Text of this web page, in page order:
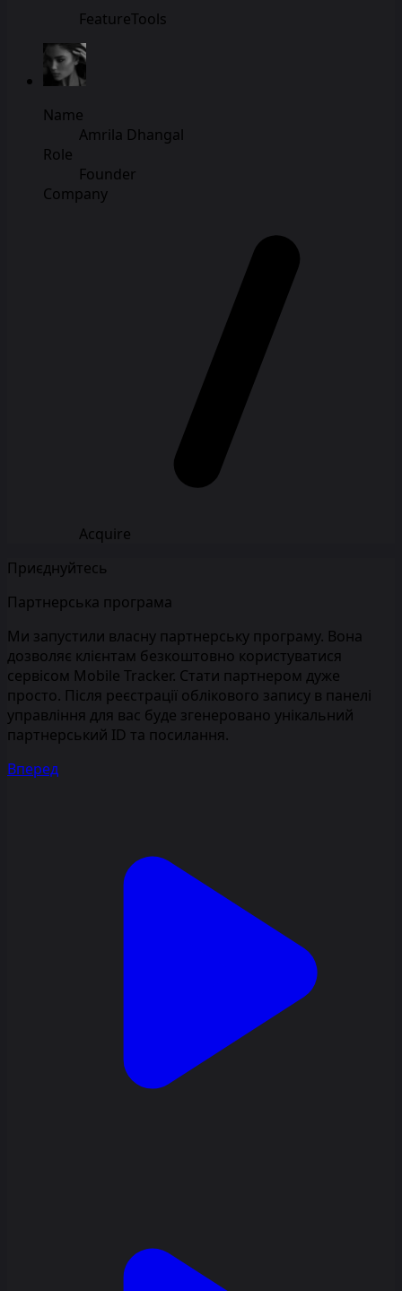
FeatureTools
Name
Amrila Dhangal
Role
Founder
Company
Acquire
Приєднуйтесь
Партнерська програма
Ми запустили власну партнерську програму. Вона
дозволяє клієнтам безкоштовно користуватися
сервісом Mobile Tracker. Стати партнером дуже
просто. Після реєстрації облікового запису в панелі
управління для вас буде згенеровано унікальний
партнерський ID та посилання.
Вперед